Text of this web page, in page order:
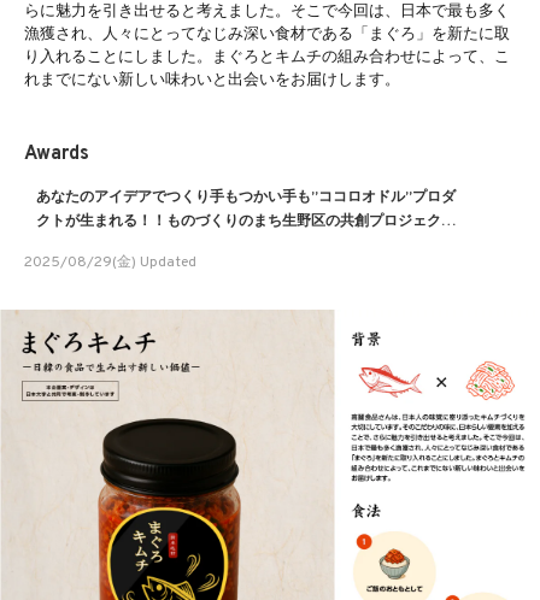
らに魅力を引き出せると考えました。そこで今回は、日本で最も多く
漁獲され、人々にとってなじみ深い食材である「まぐろ」を新たに取
り入れることにしました。まぐろとキムチの組み合わせによって、こ
れまでにない新しい味わいと出会いをお届けします。
Awards
あなたのアイデアでつくり手もつかい手も”ココロオドル”プロダ
クトが生まれる！！ものづくりのまち生野区の共創プロジェクト
2025/08/29(金) Updated